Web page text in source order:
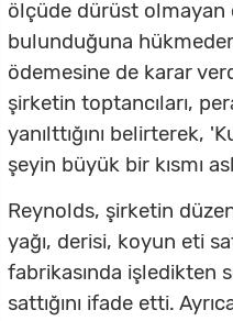
ölçüde dürüst olmayan
bulunduğuna
ödemesine de karar
şirketin toptancıları,
yanılttığını belirterek,
şeyin büyük bir kısmı
Reynolds, şirketin
yağı, derisi, koyun eti
fabrikasında işledikten
sattığını ifade etti.